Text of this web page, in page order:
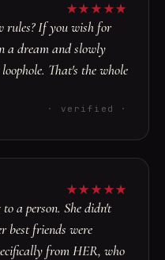
★★ ★ ★★
rules? If you wish for
dream and slowly
That's the whole
· verified ·
★★ ★ ★★
a person. She didn't
best friends were
from HER, who